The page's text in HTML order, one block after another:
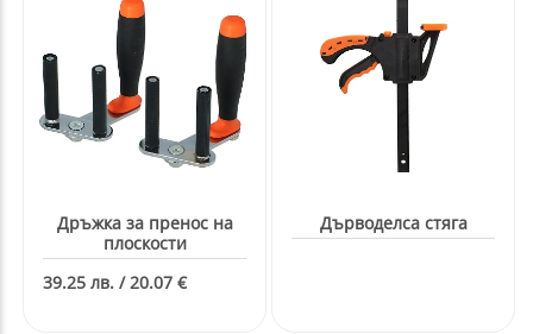
Дръжка за пренос на
плоскости
39.25 лв. / 20.07 €
Дърводелса стяга